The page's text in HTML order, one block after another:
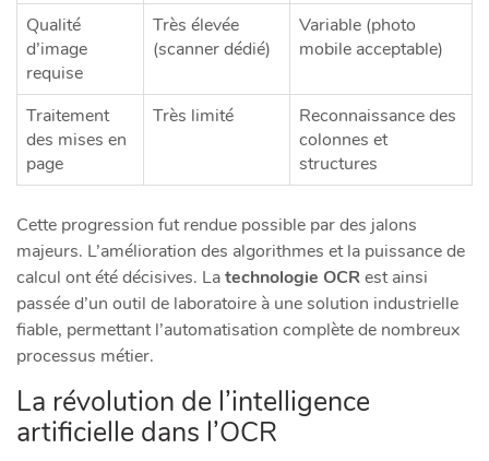
Qualité
d’image
requise
Très élevée
(scanner dédié)
Variable (photo
mobile acceptable)
Traitement
des mises en
page
Très limité
Reconnaissance des
colonnes et
structures
Cette progression fut rendue possible par des jalons
majeurs. L’amélioration des algorithmes et la puissance de
calcul ont été décisives. Latechnologie OCRest ainsi
passée d’un outil de laboratoire à une solution industrielle
fiable, permettant l’automatisation complète de nombreux
processus métier.
La révolution de l’intelligence
artificielle dans l’OCR